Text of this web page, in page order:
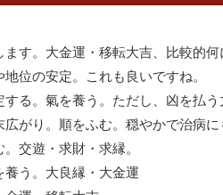
す。大金運・移転大吉、比較的何
位の安定。これも良いですね。
る。氣を養う。ただし、凶を払
がり。順をふむ。穏やかで治病
交遊・求財・求縁。
養う。大良縁・大金運